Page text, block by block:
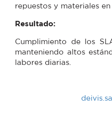
repuestos y materiales
Resultado:
Cumplimiento de los
manteniendo altos
labores diarias.